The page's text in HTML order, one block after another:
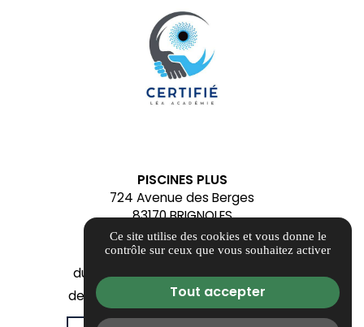
PISCINES PLUS
724 Avenue des Berges
83170 BRIGNOLES
contact@alliancepiscinesplus.fr
04 84 88 54 93
du Mardi au Samedi - Fermé le Lundi
de 09h00 à 12h00 et de 14h00 à 18h00
Ce site utilise des cookies et vous donne le
contrôle sur ceux que vous souhaitez activer
Tout accepter